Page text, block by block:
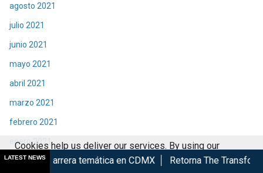
agosto 2021
julio 2021
junio 2021
mayo 2021
abril 2021
marzo 2021
febrero 2021
enero 2021
diciembre 2020
LATEST NEWS
temática en CDMX Retorna The Transformers: The Movie a
Cookies help us deliver our services. By using our
services, you agree to our use of cookies.
Got it